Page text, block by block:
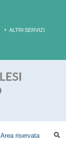
ALTRI SERVIZI
Area riservata